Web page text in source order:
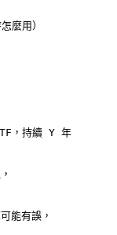
麼用）
，持續 Y 年
能有誤，